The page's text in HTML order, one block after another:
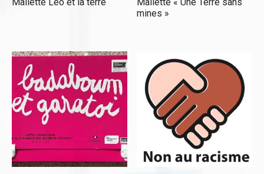
mines »